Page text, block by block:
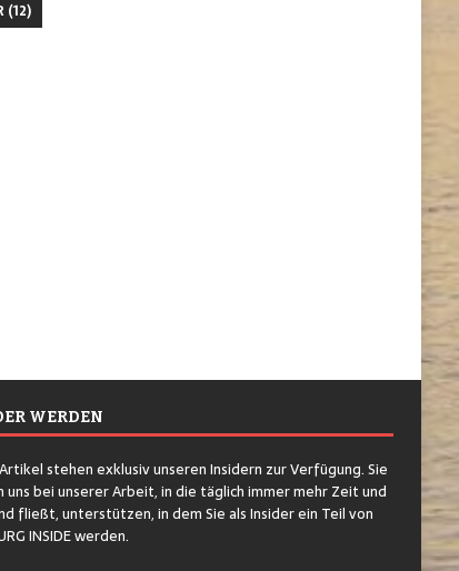
(12)
WERDEN
stehen exklusiv unseren Insidern zur Verfügung. Sie
uns bei unserer Arbeit, in die täglich immer mehr Zeit und
fließt, unterstützen, in dem Sie als Insider ein Teil von
INSIDE werden.